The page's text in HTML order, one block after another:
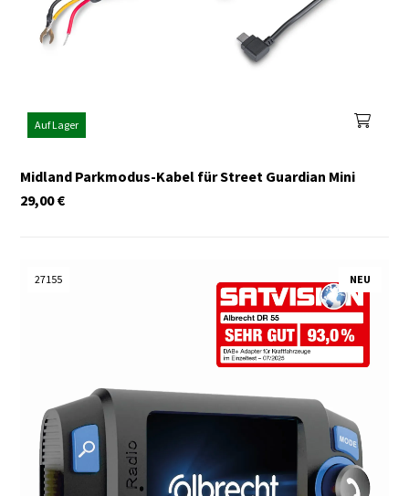
Auf Lager
Midland Parkmodus-Kabel für Street Guardian Mini
€
29,00
NEU
27155